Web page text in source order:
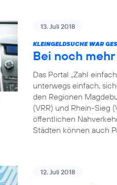
13. Juli 2018
KLEINGELDSUCHE WAR
Bei noch
Das Portal „Zahl
unterwegs einfach,
den Regionen
(VRR) und Rhein-Sieg
öffentlichen
Städten können auch
12. Juli 2018